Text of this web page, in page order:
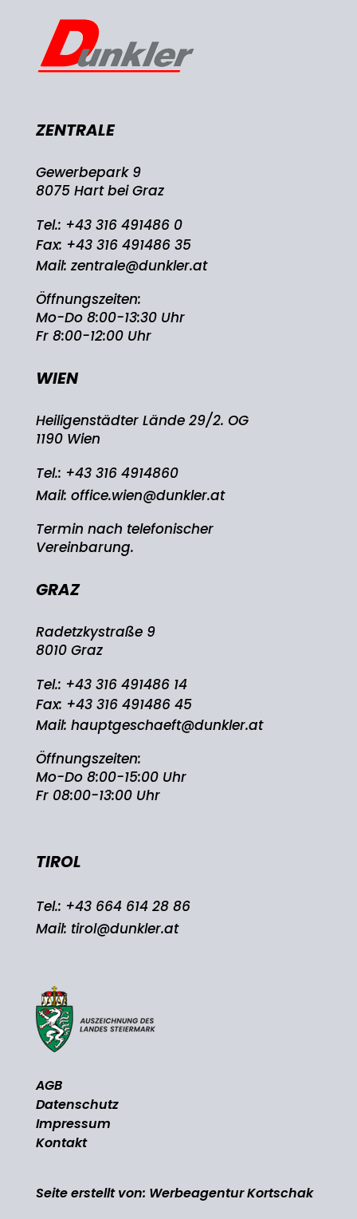
ZENTRALE
Gewerbepark 9
8075 Hart bei Graz
Tel.: +43 316 491486 0
Fax: +43 316 491486 35
Mail: zentrale@dunkler.at
Öffnungszeiten:
Mo-Do 8:00-13:30 Uhr
Fr 8:00-12:00 Uhr
WIEN
Heiligenstädter Lände 29/2. OG
1190 Wien
Tel.: +43 316 4914860
Mail: office.wien@dunkler.at
Termin nach telefonischer
Vereinbarung.
GRAZ
Radetzkystraße 9
8010 Graz
Tel.: +43 316 491486 14
Fax: +43 316 491486 45
Mail: hauptgeschaeft@dunkler.at
Öffnungszeiten:
Mo-Do 8:00-15:00 Uhr
Fr 08:00-13:00 Uhr
TIROL
Tel.: +43 664 614 28 86
Mail: tirol@dunkler.at
AGB
Datenschutz
Impressum
Kontakt
Seite erstellt von: Werbeagentur Kortschak